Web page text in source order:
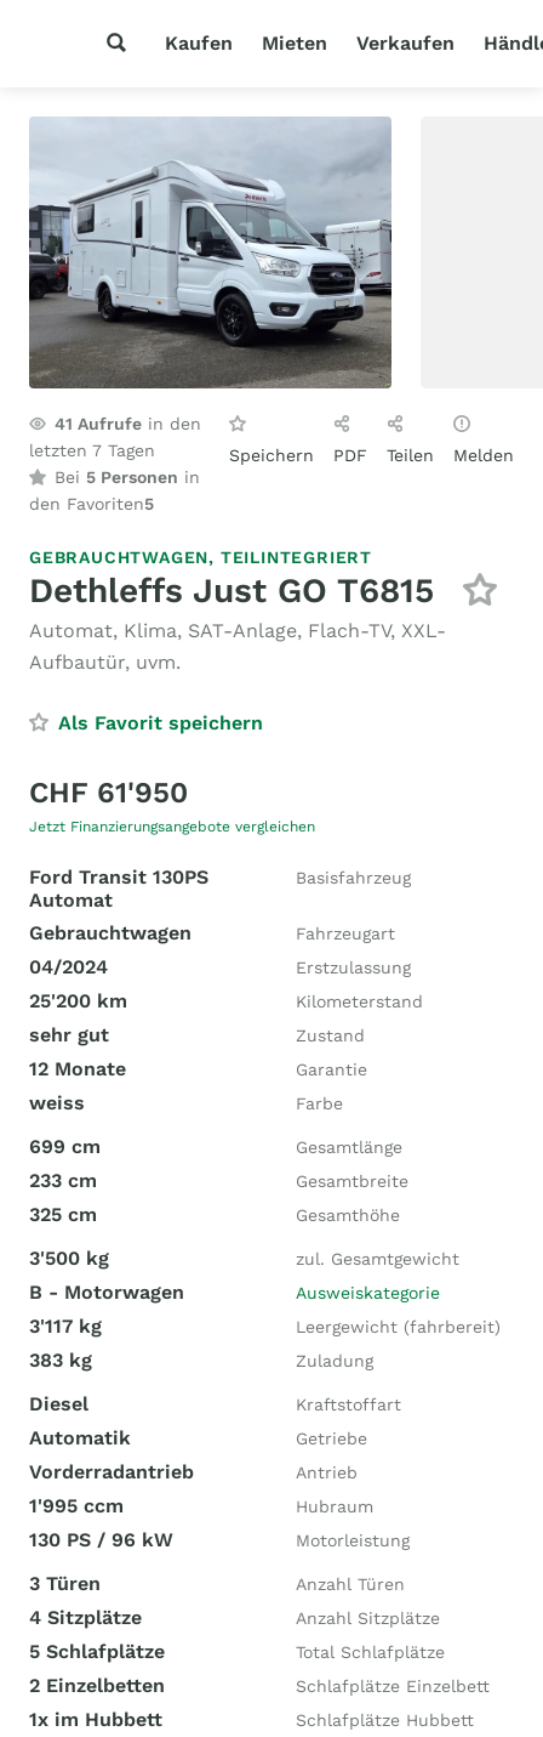
Kaufen Mieten Verkaufen
41 Aufrufe in den
letzten 7 Tagen
Bei 5 Personen in
den Favoriten5
Speichern PDF Teilen Melden
GEBRAUCHTWAGEN, TEILINTEGRIERT
Dethleffs Just GO T6815
Automat, Klima, SAT-Anlage, Flach-TV, XXL-
Aufbautür, uvm.
Als Favorit speichern
CHF 61'950
Jetzt Finanzierungsangebote vergleichen
Ford Transit 130PS
Automat
Basisfahrzeug
Gebrauchtwagen Fahrzeugart
04/2024 Erstzulassung
25'200 km Kilometerstand
sehr gut Zustand
12 Monate Garantie
weiss Farbe
699 cm Gesamtlänge
233 cm Gesamtbreite
325 cm Gesamthöhe
3'500 kg zul. Gesamtgewicht
B - Motorwagen Ausweiskategorie
3'117 kg Leergewicht (fahrbereit)
383 kg Zuladung
Diesel Kraftstoffart
Automatik Getriebe
Vorderradantrieb Antrieb
1'995 ccm Hubraum
130 PS / 96 kW Motorleistung
3 Türen Anzahl Türen
4 Sitzplätze Anzahl Sitzplätze
5 Schlafplätze Total Schlafplätze
2 Einzelbetten Schlafplätze Einzelbett
1x im Hubbett Schlafplätze Hubbett